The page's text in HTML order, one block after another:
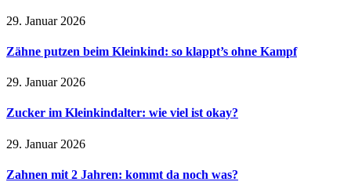
29. Januar 2026
Zähne putzen beim Kleinkind: so klappt’s ohne Kampf
29. Januar 2026
Zucker im Kleinkindalter: wie viel ist okay?
29. Januar 2026
Zahnen mit 2 Jahren: kommt da noch was?